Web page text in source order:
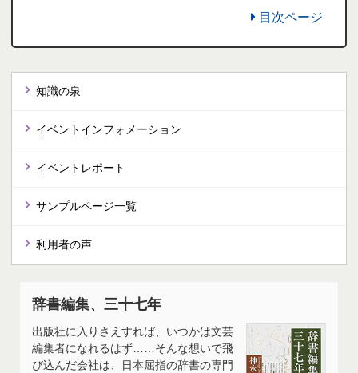
目次ページ
知識の泉
イベントインフォメーション
イベントレポート
サンプルページ一覧
利用者の声
辞書編集、三十七年
出版社に入りさえすれば、いつかは文芸
編集者になれるはず……そんな想いで飛
び込んだ会社は、日本屈指の辞書の専門